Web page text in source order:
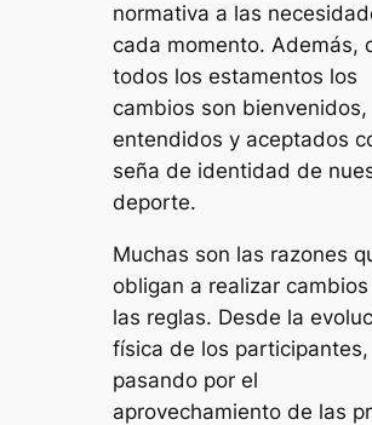
normativa a las
cada momento. Además,
todos los estamentos los
cambios son bienvenidos,
entendidos y aceptados
seña de identidad de
deporte.
Muchas son las razones
obligan a realizar cambios
las reglas. Desde la
física de los participantes,
pasando por el
aprovechamiento de las